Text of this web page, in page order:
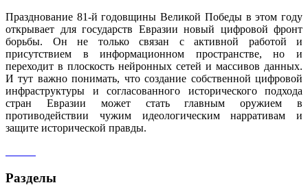
Празднование 81-й годовщины Великой Победы в этом году
открывает для государств Евразии новый цифровой фронт
борьбы. Он не только связан с активной работой и
присутствием в информационном пространстве, но и
переходит в плоскость нейронных сетей и массивов данных.
И тут важно понимать, что создание собственной цифровой
инфраструктуры и согласованного исторического подхода
стран Евразии может стать главным оружием в
противодействии чужим идеологическим нарративам и
защите исторической правды.
Разделы